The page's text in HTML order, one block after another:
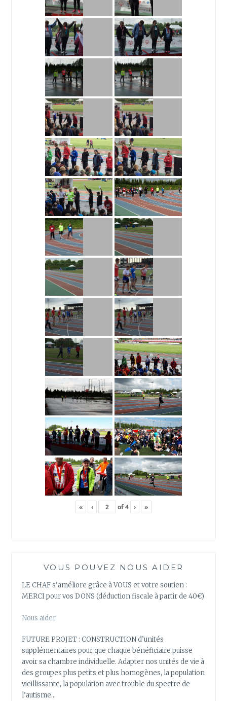
« ‹ of4 › »
VOUS POUVEZ NOUS AIDER
LE CHAF s’améliore grâce à VOUS et votre soutien :
MERCI pour vos DONS (déduction fiscale à partir de 40€)
Nous aider
FUTURE PROJET : CONSTRUCTION d’unités
supplémentaires pour que chaque bénéficiaire puisse
avoir sa chambre individuelle. Adapter nos unités de vie à
des groupes plus petits et plus homogènes, la population
vieillissante, la population avec trouble du spectre de
l’autisme…